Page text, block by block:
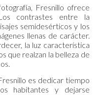
Fresnillo ofrece
contrastes entre la
semidesérticos y los
llenas de carácter.
la luz característica
que realzan la belleza de
es dedicar tiempo
habitantes y dejarse